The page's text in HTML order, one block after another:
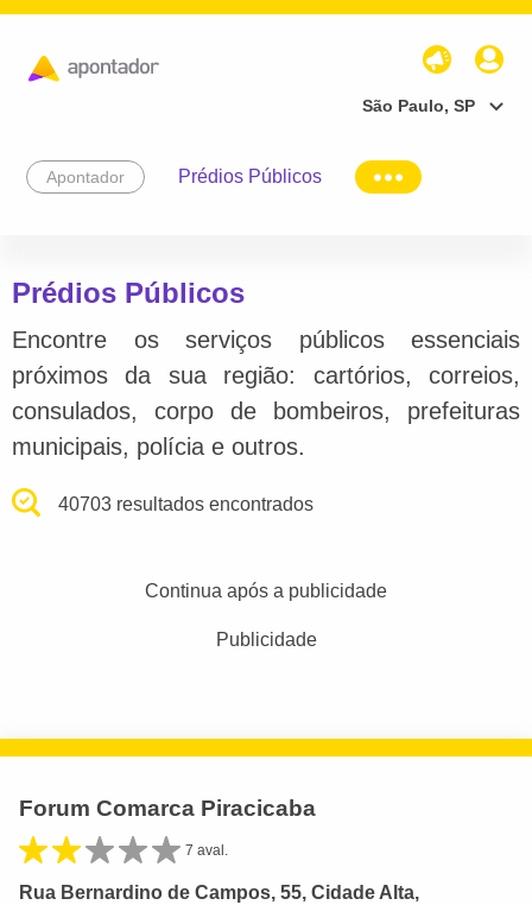
São Paulo, SP
Apontador Prédios Públicos
Prédios Públicos
Encontre os serviços públicos essenciais
próximos da sua região: cartórios, correios,
consulados, corpo de bombeiros, prefeituras
municipais, polícia e outros.
40703 resultados encontrados
Continua após a publicidade
Publicidade
Forum Comarca Piracicaba
7 aval.
Rua Bernardino de Campos, 55, Cidade Alta,